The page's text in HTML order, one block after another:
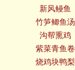
新风鳗鱼
竹笋鲫鱼汤
沟帮熏鸡
紫菜青鱼卷
烧鸡块鸭梨